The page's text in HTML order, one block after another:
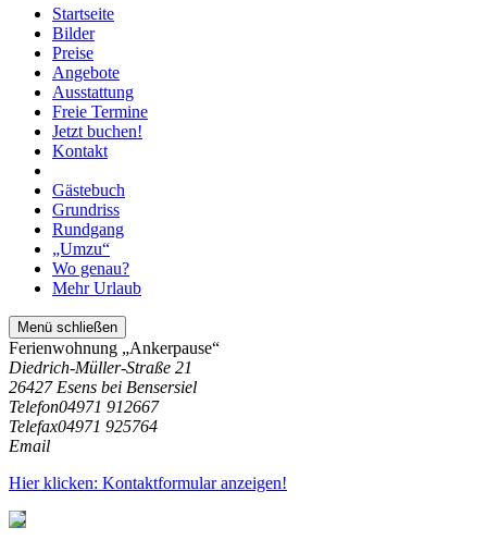
Startseite
Bilder
Preise
Angebote
Ausstattung
Freie Termine
Jetzt buchen!
Kontakt
Gästebuch
Grundriss
Rundgang
„Umzu“
Wo genau?
Mehr Urlaub
Menü schließen
Ferienwohnung „Ankerpause“
Diedrich-Müller-Straße 21
26427 Esens bei Bensersiel
Telefon04971 912667
Telefax04971 925764
Email
Hier klicken: Kontaktformular anzeigen!